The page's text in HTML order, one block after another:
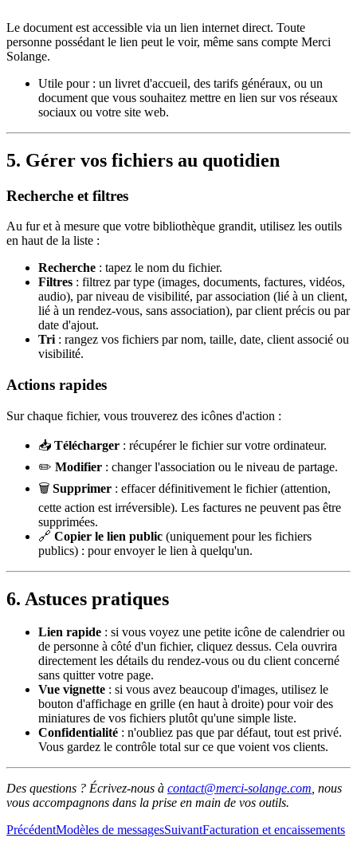
Le document est accessible via un lien internet direct. Toute
personne possédant le lien peut le voir, même sans compte Merci
Solange.
Utile pour : un livret d'accueil, des tarifs généraux, ou un
document que vous souhaitez mettre en lien sur vos réseaux
sociaux ou votre site web.
5. Gérer vos fichiers au quotidien
Recherche et filtres
Au fur et à mesure que votre bibliothèque grandit, utilisez les outils
en haut de la liste :
Recherche : tapez le nom du fichier.
Filtres : filtrez par type (images, documents, factures, vidéos,
audio), par niveau de visibilité, par association (lié à un client,
lié à un rendez-vous, sans association), par client précis ou par
date d'ajout.
Tri : rangez vos fichiers par nom, taille, date, client associé ou
visibilité.
Actions rapides
Sur chaque fichier, vous trouverez des icônes d'action :
📥 Télécharger : récupérer le fichier sur votre ordinateur.
✏️ Modifier : changer l'association ou le niveau de partage.
🗑️ Supprimer : effacer définitivement le fichier (attention,
cette action est irréversible). Les factures ne peuvent pas être
supprimées.
🔗 Copier le lien public (uniquement pour les fichiers
publics) : pour envoyer le lien à quelqu'un.
6. Astuces pratiques
Lien rapide : si vous voyez une petite icône de calendrier ou
de personne à côté d'un fichier, cliquez dessus. Cela ouvrira
directement les détails du rendez-vous ou du client concerné
sans quitter votre page.
Vue vignette : si vous avez beaucoup d'images, utilisez le
bouton d'affichage en grille (en haut à droite) pour voir des
miniatures de vos fichiers plutôt qu'une simple liste.
Confidentialité : n'oubliez pas que par défaut, tout est privé.
Vous gardez le contrôle total sur ce que voient vos clients.
Des questions ? Écrivez-nous à contact@merci-solange.com, nous
vous accompagnons dans la prise en main de vos outils.
PrécédentModèles de messagesSuivantFacturation et encaissements